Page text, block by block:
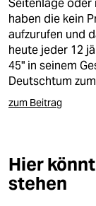
Seitenlage
haben die kein
aufzurufen und
heute jeder 12
45" in seinem
Deutschtum
zum Beitrag
Hier
stehen